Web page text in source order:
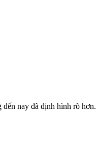
nay đã định hình rõ